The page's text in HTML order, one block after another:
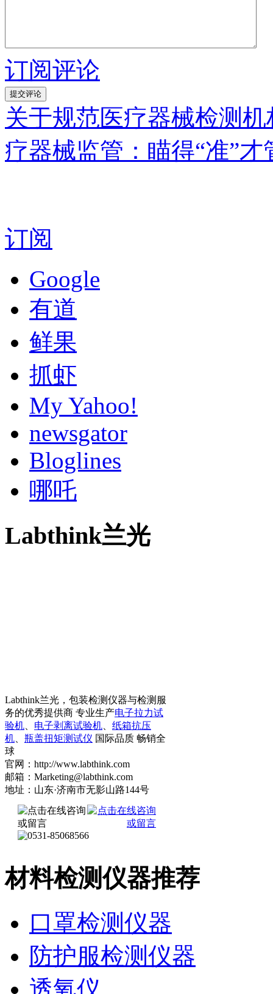
订阅评论
关于规范医疗器械检测
疗器械监管：瞄得“准”才
订阅
Google
有道
鲜果
抓虾
My Yahoo!
newsgator
Bloglines
哪吒
Labthink兰光
Labthink兰光，包装检测仪器与检测服
务的优秀提供商 专业生产电子拉力试
验机
电子剥离试验机
纸箱抗压
机
瓶盖扭矩测试仪 国际品质 畅销全
球
官网：http://www.labthink.com
邮箱：Marketing@labthink.com
地址：山东·济南市无影山路144号
材料检测仪器推荐
口罩检测仪器
防护服检测仪器
透氧仪